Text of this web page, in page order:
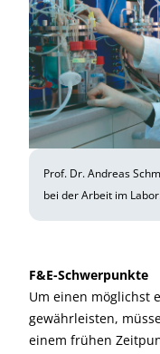
Prof. Dr. Andreas
bei der Arbeit im
F&E-Schwerpunkte
Um einen möglichst
gewährleisten,
einem frühen